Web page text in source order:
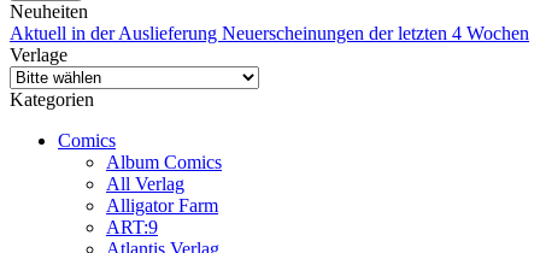
Neuheiten
Aktuell in der Auslieferung Neuerscheinungen der letzten 4 Wochen
Verlage
Kategorien
Comics
Album Comics
All Verlag
Alligator Farm
ART:9
Atlantis Verlag